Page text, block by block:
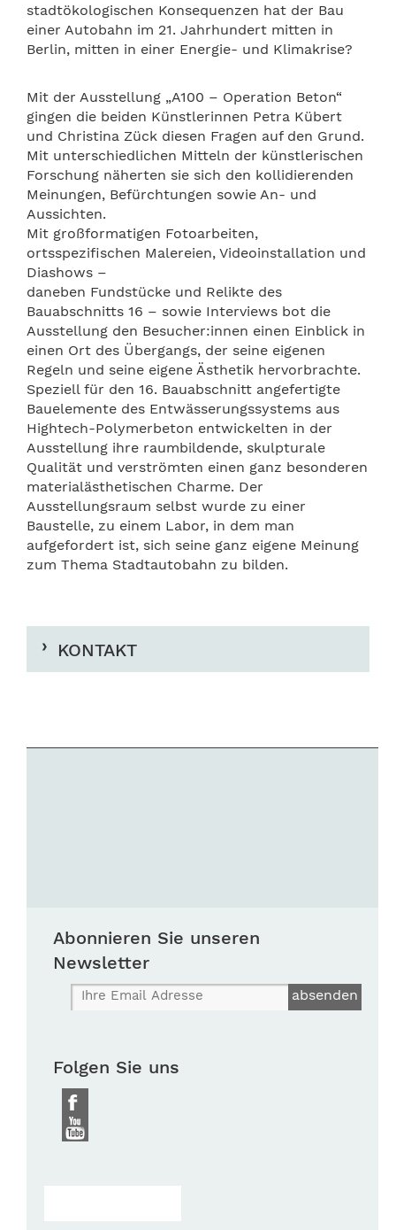
stadtökologischen Konsequenzen hat der Bau
einer Autobahn im 21. Jahrhundert mitten in
Berlin, mitten in einer Energie- und Klimakrise?
Mit der Ausstellung „A100 – Operation Beton“
gingen die beiden Künstlerinnen Petra Kübert
und Christina Zück diesen Fragen auf den Grund.
Mit unterschiedlichen Mitteln der künstlerischen
Forschung näherten sie sich den kollidierenden
Meinungen, Befürchtungen sowie An- und
Aussichten.
Mit großformatigen Fotoarbeiten,
ortsspezifischen Malereien, Videoinstallation und
Diashows –
daneben Fundstücke und Relikte des
Bauabschnitts 16 – sowie Interviews bot die
Ausstellung den Besucher:innen einen Einblick in
einen Ort des Übergangs, der seine eigenen
Regeln und seine eigene Ästhetik hervorbrachte.
Speziell für den 16. Bauabschnitt angefertigte
Bauelemente des Entwässerungssystems aus
Hightech-Polymerbeton entwickelten in der
Ausstellung ihre raumbildende, skulpturale
Qualität und verströmten einen ganz besonderen
materialästhetischen Charme. Der
Ausstellungsraum selbst wurde zu einer
Baustelle, zu einem Labor, in dem man
aufgefordert ist, sich seine ganz eigene Meinung
zum Thema Stadtautobahn zu bilden.
KONTAKT
Abonnieren Sie unseren
Newsletter
Folgen Sie uns